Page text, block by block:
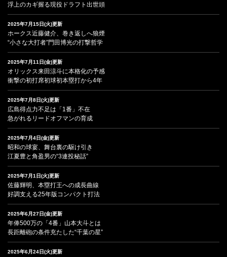
浮上のカギ握る現役ドラフト出世頭
2025年7月15日(火)更新
ホークス近藤健介、巻き返しへ狼煙
“小さな大打者”門田博光の打撃哲学
2025年7月11日(金)更新
オリックス来田涼斗に本格化の予感
衝撃の初打席初球初本塁打から4年
2025年7月8日(火)更新
広島得点力不足は「1番」不在
急がれるリードオフマンの育成
2025年7月4日(金)更新
昭和の球宴、舞台裏の駆け引き
江夏豊と角盈男の“3連投秘話”
2025年7月1日(火)更新
佐藤輝明、本塁打王への成長曲線
好調支える25年版コンパクト打法
2025年6月27日(金)更新
年俸500万の「4番」山本大斗とは
長距離砲の条件充たした“千葉の星”
2025年6月24日(火)更新